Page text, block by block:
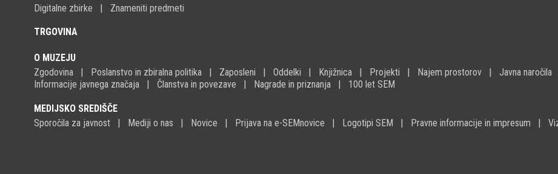
Digitalne zbirke
Znameniti predmeti
TRGOVINA
O MUZEJU
Zgodovina
Poslanstvo in zbiralna politika Zaposleni Oddelki Knjižnica Projekti Najem prostorov Javna naročila
Informacije javnega značaja
Članstva in povezave Nagrade in priznanja 100 let SEM
MEDIJSKO SREDIŠČE
Sporočila za javnost
Mediji o nas Novice Prijava na e-SEMnovice Logotipi SEM Pravne informacije in impresum